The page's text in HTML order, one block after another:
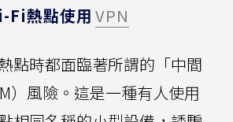
Fi熱點使用 VPN
點時都面臨著所謂的「中間
）風險。這是一種有人使用